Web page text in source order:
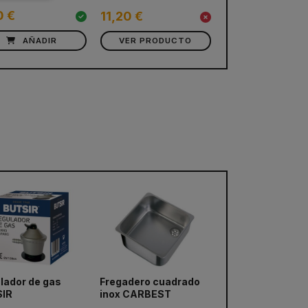
€
AÑADIR
11,20 €
VER PRODUCTO
de gas
Fregadero cuadrado
inox CARBEST